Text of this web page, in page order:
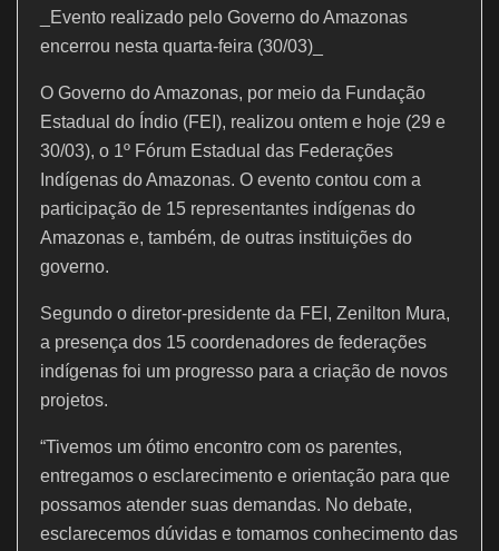
b
o
o
k
A
p
p
a
m
_Evento realizado pelo Governo do Amazonas
encerrou nesta quarta-feira (30/03)_
O Governo do Amazonas, por meio da Fundação
Estadual do Índio (FEI), realizou ontem e hoje (29 e
30/03), o 1º Fórum Estadual das Federações
Indígenas do Amazonas. O evento contou com a
participação de 15 representantes indígenas do
Amazonas e, também, de outras instituições do
governo.
Segundo o diretor-presidente da FEI, Zenilton Mura,
a presença dos 15 coordenadores de federações
indígenas foi um progresso para a criação de novos
projetos.
“Tivemos um ótimo encontro com os parentes,
entregamos o esclarecimento e orientação para que
possamos atender suas demandas. No debate,
esclarecemos dúvidas e tomamos conhecimento das